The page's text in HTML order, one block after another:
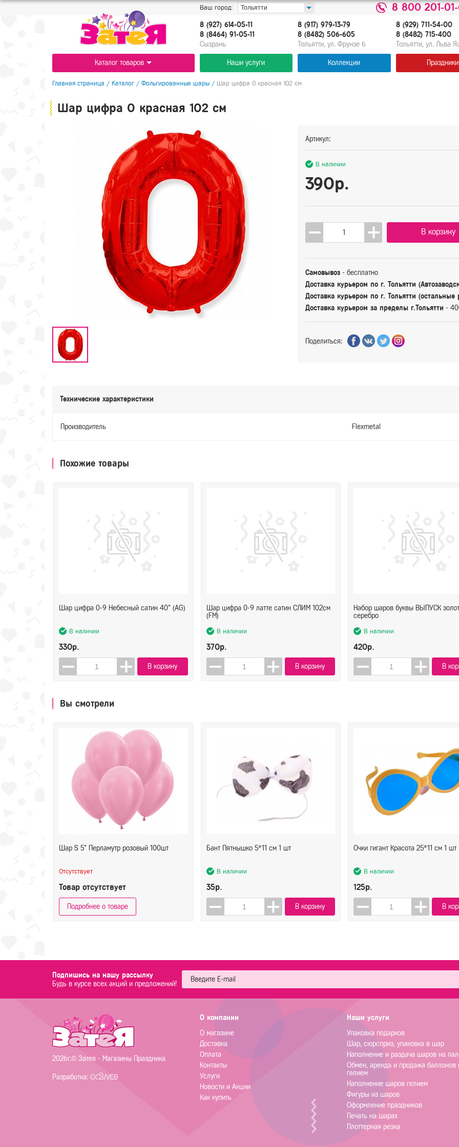
Ваш город: Тольятти 8 800 201-
8 (927) 614-05-11
8 (8464) 91-05-11
Cызрань
8 (917) 979-13-79
8 (8482) 506-605
Тольятти, ул. Фрунзе 6
8 (929) 711-54-00
8 (8482) 715-400
Тольятти, ул. Льва
Каталог товаров Наши услуги Коллекции Праздники
Главная страница / Каталог / Фольгированные шары / Шар цифра 0 красная 102 см
Шар цифра 0 красная 102 см
Артикул:
В наличии
390р.
В корзину
Самовывоз - бесплатно
Доставка курьером по г. Тольятти
Доставка курьером по г. Тольятти (остальные
Доставка курьером за пределы г.Тольятти -
Поделиться:
Технические характеристики
Производитель Flexmetal
Похожие товары
Шар цифра 0-9 Небесный сатин 40" (AG)
В наличии
330р.
В корзину
Шар цифра 0-9 латте сатин СЛИМ 102см
(FM)
В наличии
370р.
В корзину
Набор шаров буквы ВЫПУСК
серебро
В наличии
420р.
В
Вы смотрели
Шар S 5" Перламутр розовый 100шт
Отсутствует
Товар отсутствует
Подробнее о товаре
Бант Пятнышко 5*11 см 1 шт
В наличии
35р.
В корзину
Очки гигант Красота 25*11 см 1 шт
В наличии
125р.
В
Подпишись на нашу рассылку
Будь в курсе всех акций и предложений!
О компании
О магазине
Доставка
Оплата
Контакты
Услуги
Новости и Акции
Как купить
Наши услуги
Упаковка подарков
Шар, сюрсприз, упаковка в шар
Наполнение и раздача шаров на
Обмен, аренда и продажа баллонов
гелием
Наполнение шаров гелием
Фигуры из шаров
Оформление праздников
Печать на шарах
Плоттерная резка
2026г.© Затея - Магазины Праздника
Разработка: